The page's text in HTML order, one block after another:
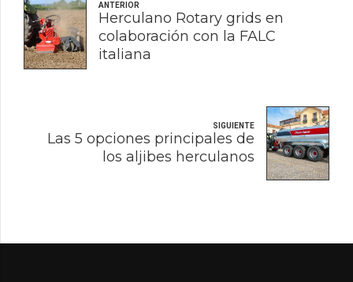
ANTERIOR
Herculano Rotary grids en
colaboración con la FALC
italiana
SIGUIENTE
Las 5 opciones principales de
los aljibes herculanos